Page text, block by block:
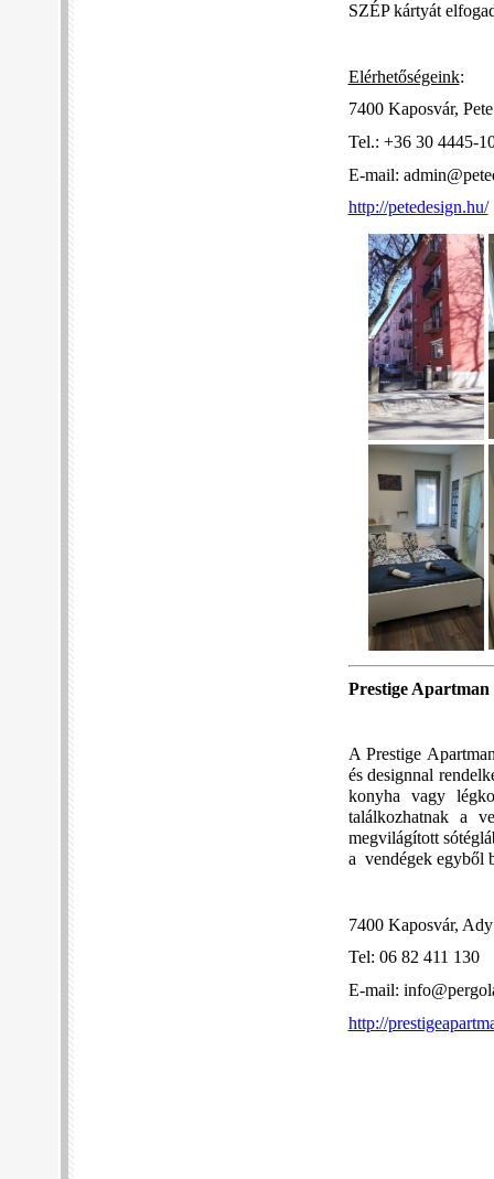
SZÉP kártyát
Elérhetőségeink:
7400 Kaposvár,
Tel.: +36 30 4445-
E-mail:
http://petedesign.hu/
Prestige Apartman
A Prestige
és designnal
konyha vagy
találkozhatnak a
megvilágított
a vendégek egyből
7400 Kaposvár,
Tel: 06 82 411 130
E-mail:
http://